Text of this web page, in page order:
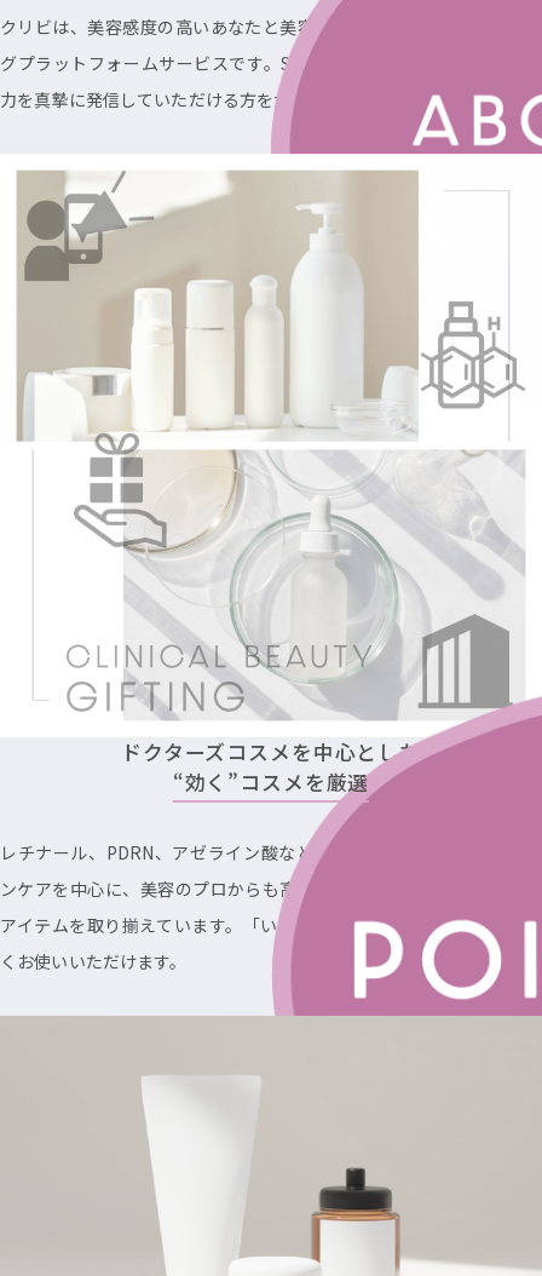
クリビは、美容感度の高いあなたと美容のプロ・企業を繋ぐマッチン
グプラットフォームサービスです。SNSを通して商品やサービスの魅
力を真摯に発信していただける方を大募集しています。
ドクターズコスメを中心とした
“効く”コスメを厳選
レチナール、PDRN、アゼライン酸など、注目の成分を配合したスキ
ンケアを中心に、美容のプロからも高く評されるている信頼性の高い
アイテムを取り揃えています。「いま試したい」話題のコスメを一早
くお使いいただけます。